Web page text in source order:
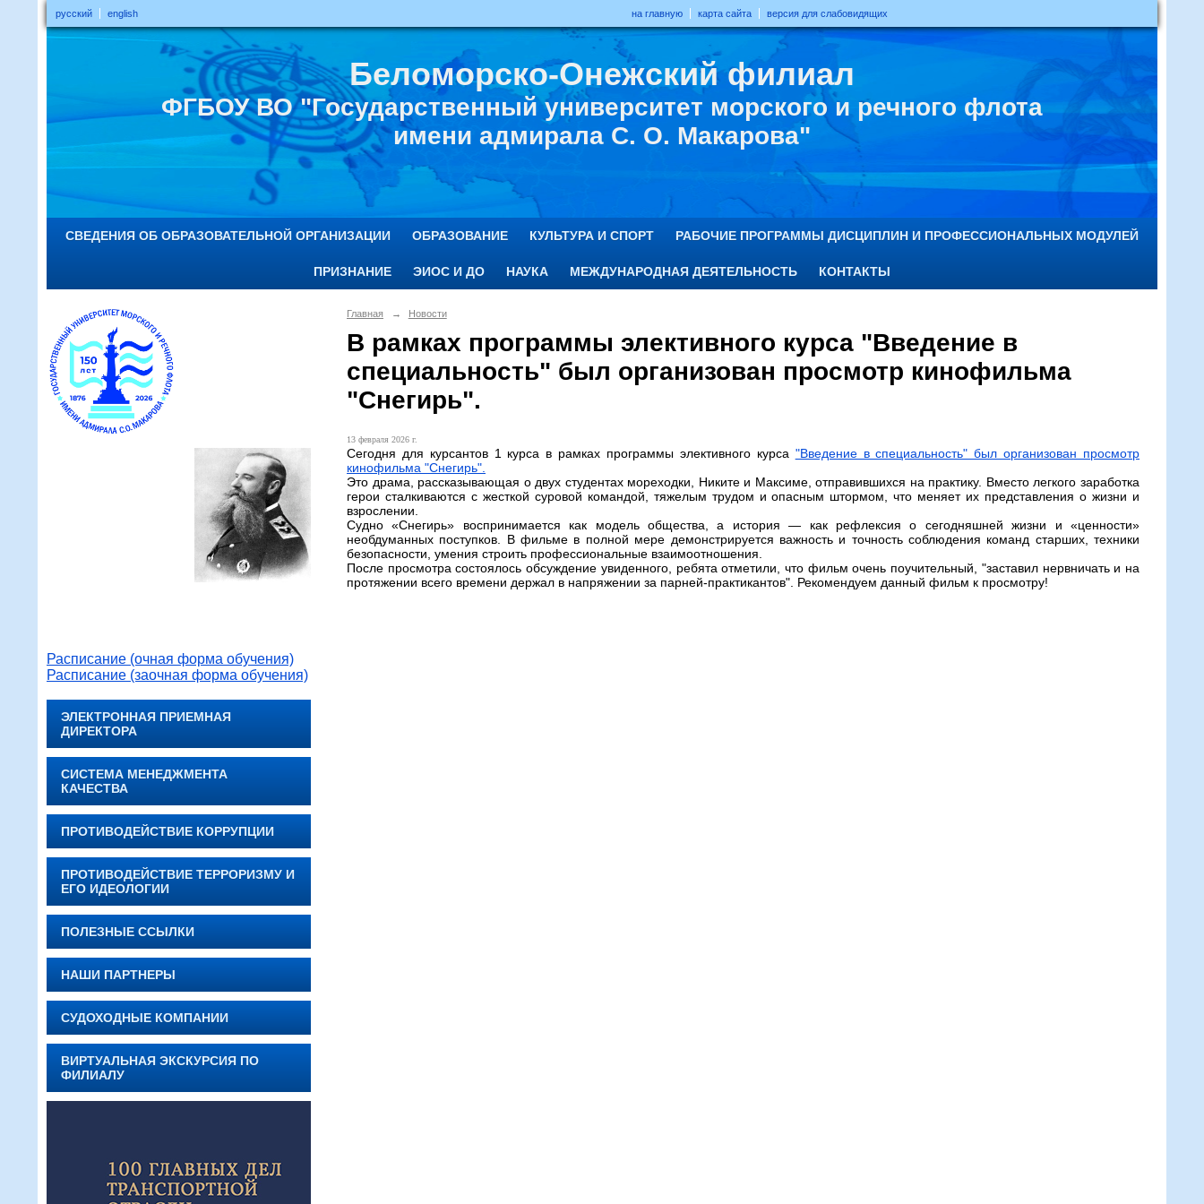
русский english на главную карта сайта версия для слабовидящих
Беломорско-Онежский филиал
ФГБОУ ВО "Государственный университет морского и речного флота
имени адмирала С. О. Макарова"
СВЕДЕНИЯ ОБ ОБРАЗОВАТЕЛЬНОЙ ОРГАНИЗАЦИИ ОБРАЗОВАНИЕ КУЛЬТУРА И СПОРТ РАБОЧИЕ ПРОГРАММЫ ДИСЦИПЛИН И ПРОФЕССИОНАЛЬНЫХ МОДУЛЕЙ
ПРИЗНАНИЕ ЭИОС И ДО НАУКА МЕЖДУНАРОДНАЯ ДЕЯТЕЛЬНОСТЬ КОНТАКТЫ
Расписание (очная форма обучения)
Расписание (заочная форма обучения)
ЭЛЕКТРОННАЯ ПРИЕМНАЯ
ДИРЕКТОРА
СИСТЕМА МЕНЕДЖМЕНТА
КАЧЕСТВА
ПРОТИВОДЕЙСТВИЕ КОРРУПЦИИ
ПРОТИВОДЕЙСТВИЕ ТЕРРОРИЗМУ И
ЕГО ИДЕОЛОГИИ
ПОЛЕЗНЫЕ ССЫЛКИ
НАШИ ПАРТНЕРЫ
СУДОХОДНЫЕ КОМПАНИИ
ВИРТУАЛЬНАЯ ЭКСКУРСИЯ ПО
ФИЛИАЛУ
Главная → Новости
В рамках программы элективного курса "Введение в
специальность" был организован просмотр кинофильма
"Снегирь".
13 февраля 2026 г.
Сегодня для курсантов 1 курса в рамках программы элективного курса "Введение в специальность" был организован просмотр
кинофильма "Снегирь".
Это драма, рассказывающая о двух студентах мореходки, Никите и Максиме, отправившихся на практику. Вместо легкого заработка
герои сталкиваются с жесткой суровой командой, тяжелым трудом и опасным штормом, что меняет их представления о жизни и
взрослении.
Судно «Снегирь» воспринимается как модель общества, а история — как рефлексия о сегодняшней жизни и «ценности»
необдуманных поступков. В фильме в полной мере демонстрируется важность и точность соблюдения команд старших, техники
безопасности, умения строить профессиональные взаимоотношения.
После просмотра состоялось обсуждение увиденного, ребята отметили, что фильм очень поучительный, "заставил нервничать и на
протяжении всего времени держал в напряжении за парней-практикантов". Рекомендуем данный фильм к просмотру!